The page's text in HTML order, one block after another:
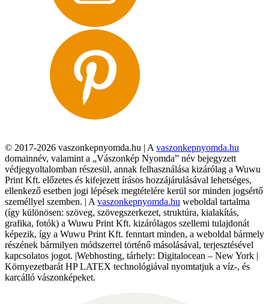
© 2017-2026 vaszonkepnyomda.hu | A vaszonkepnyomda.hu
domainnév, valamint a „Vászonkép Nyomda” név bejegyzett
védjegyoltalomban részesül, annak felhasználása kizárólag a Wuwu
Print Kft. előzetes és kifejezett írásos hozzájárulásával lehetséges,
ellenkező esetben jogi lépések megtételére kerül sor minden jogsértő
személlyel szemben. | A vaszonkepnyomda.hu weboldal tartalma
(így különösen: szöveg, szövegszerkezet, struktúra, kialakítás,
grafika, fotók) a Wuwu Print Kft. kizárólagos szellemi tulajdonát
képezik, így a Wuwu Print Kft. fenntart minden, a weboldal bármely
részének bármilyen módszerrel történő másolásával, terjesztésével
kapcsolatos jogot. |Webhosting, tárhely: Digitalocean – New York |
Környezetbarát HP LATEX technológiával nyomtatjuk a víz-, és
karcálló vászonképeket.